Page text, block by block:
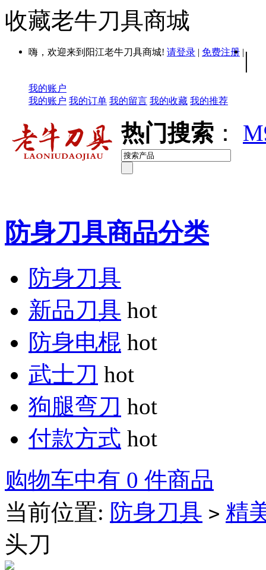
收藏老牛刀具商城
嗨，欢迎来到阳江老牛刀具商城! 请登录 | 免费注册 | |
我的账户
我的账户 我的订单 我的留言 我的收藏 我的推荐
热门搜索 ：
防身刀具商品分类
防身刀具
新品刀具 hot
防身电棍 hot
武士刀 hot
狗腿弯刀 hot
付款方式 hot
购物车中有 0 件商品
当前位置: 防身刀具 > 精
头刀